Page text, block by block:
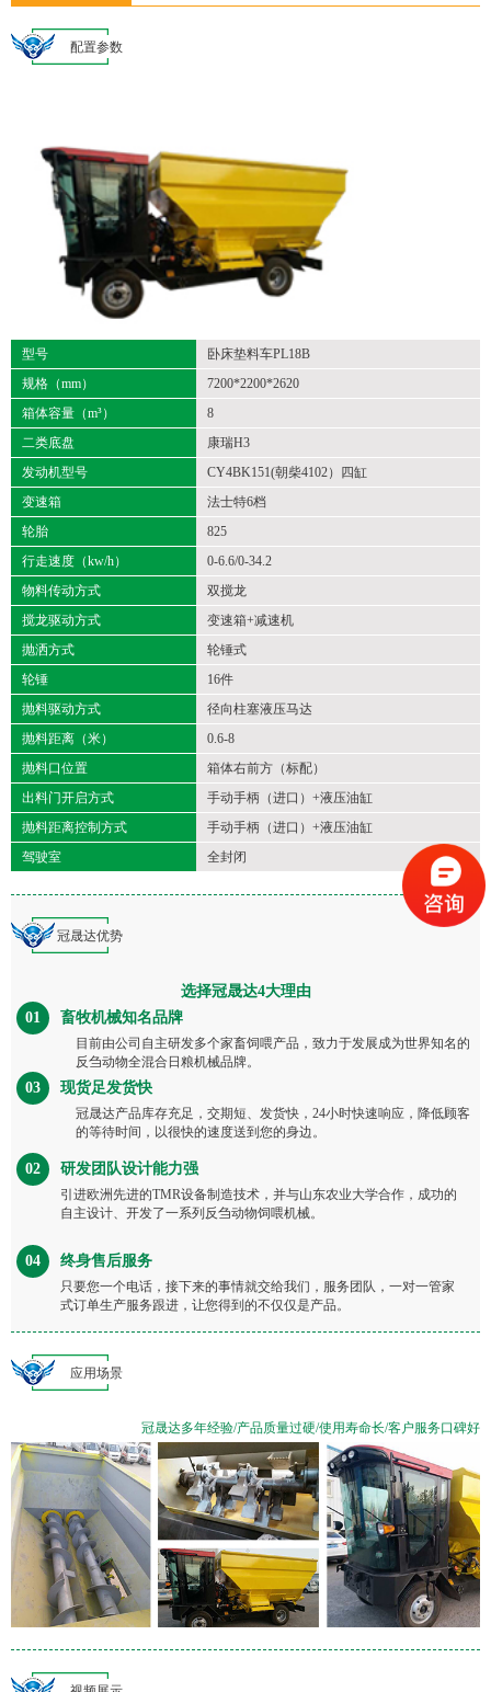
配置参数
型号
卧床垫料车PL18B
规格（mm）
7200*2200*2620
箱体容量（m³）
8
二类底盘
康瑞H3
发动机型号
CY4BK151(朝柴4102）四缸
变速箱
法士特6档
轮胎
825
行走速度（kw/h）
0-6.6/0-34.2
物料传动方式
双搅龙
搅龙驱动方式
变速箱+减速机
抛洒方式
轮锤式
轮锤
16件
抛料驱动方式
径向柱塞液压马达
抛料距离（米）
0.6-8
抛料口位置
箱体右前方（标配）
出料门开启方式
手动手柄（进口）+液压油缸
抛料距离控制方式
手动手柄（进口）+液压油缸
驾驶室
全封闭
冠晟达优势
选择冠晟达4大理由
01
畜牧机械知名品牌
目前由公司自主研发多个家畜饲喂产品，致力于发展成为世界知名的
反刍动物全混合日粮机械品牌。
03 现货足发货快
冠晟达产品库存充足，交期短、发货快，24小时快速响应，降低顾客
的等待时间，以很快的速度送到您的身边。
02 研发团队设计能力强
引进欧洲先进的TMR设备制造技术，并与山东农业大学合作，成功的
自主设计、开发了一系列反刍动物饲喂机械。
04 终身售后服务
只要您一个电话，接下来的事情就交给我们，服务团队，一对一管家
式订单生产服务跟进，让您得到的不仅仅是产品。
应用场景
冠晟达多年经验/产品质量过硬/使用寿命长/客户服务口碑好